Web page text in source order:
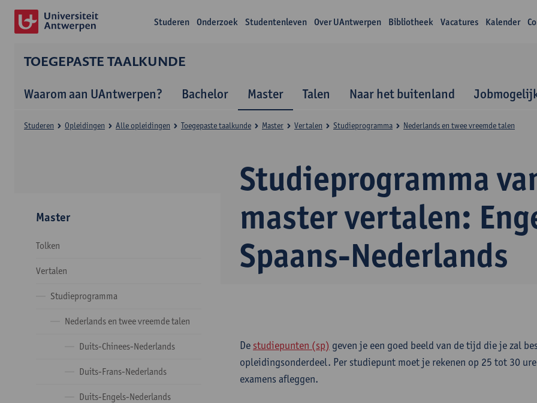
Studeren Onderzoek Studentenleven Over UAntwerpen Bibliotheek Vacatures Kalender
TOEGEPASTE TAALKUNDE
Waarom aan UAntwerpen? Bachelor Master Talen Naar het buitenland
Studieprogramma
master vertalen:
Spaans-Nederlands
Studeren Opleidingen Alle opleidingen Toegepaste taalkunde Master Vertalen Studieprogramma Nederlands en twee vreemde talen
Master
Tolken
Vertalen
Studieprogramma
Nederlands en twee vreemde talen
Duits-Chinees-Nederlands
Duits-Frans-Nederlands
Duits-Engels-Nederlands
De studiepunten (sp) geven je een goed beeld van de tijd die je zal
opleidingsonderdeel. Per studiepunt moet je rekenen op 25 tot 30
examens afleggen.